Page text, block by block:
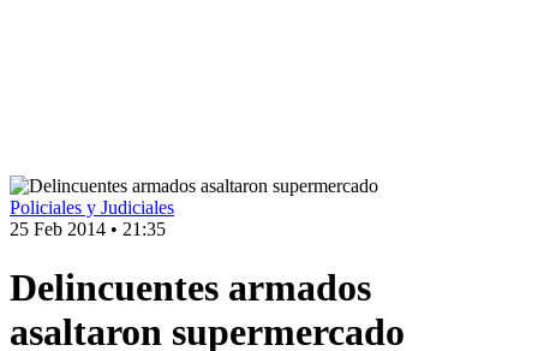
Policiales y Judiciales
25 Feb 2014 • 21:35
Delincuentes armados
asaltaron supermercado